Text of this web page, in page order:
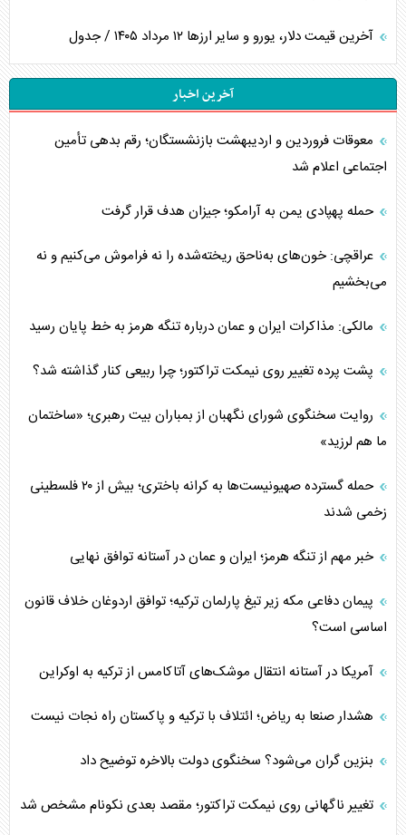
آخرین قیمت دلار، یورو و سایر ارز‌ها ۱۲ مرداد ۱۴۰۵ / جدول
آخرین اخبار
معوقات فروردین و اردیبهشت بازنشستگان؛ رقم بدهی تأمین
اجتماعی اعلام شد
حمله پهپادی یمن به آرامکو؛ جیزان هدف قرار گرفت
عراقچی: خون‌های به‌ناحق ریخته‌شده را نه فراموش می‌کنیم و نه
می‌بخشیم
مالکی: مذاکرات ایران و عمان درباره تنگه هرمز به خط پایان رسید
پشت پرده تغییر روی نیمکت تراکتور؛ چرا ربیعی کنار گذاشته شد؟
روایت سخنگوی شورای نگهبان از بمباران بیت رهبری؛ «ساختمان
ما هم لرزید»
حمله گسترده صهیونیست‌ها به کرانه باختری؛ بیش از ۲۰ فلسطینی
زخمی شدند
خبر مهم از تنگه هرمز؛ ایران و عمان در آستانه توافق نهایی
پیمان دفاعی مکه زیر تیغ پارلمان ترکیه؛ توافق اردوغان خلاف قانون
اساسی است؟
آمریکا در آستانه انتقال موشک‌های آتاکامس از ترکیه به اوکراین
هشدار صنعا به ریاض؛ ائتلاف با ترکیه و پاکستان راه نجات نیست
بنزین گران می‌شود؟ سخنگوی دولت بالاخره توضیح داد
تغییر ناگهانی روی نیمکت تراکتور؛ مقصد بعدی نکونام مشخص شد